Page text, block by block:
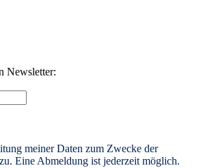
Newsletter:
meiner Daten zum Zwecke der
Eine Abmeldung ist jederzeit möglich.